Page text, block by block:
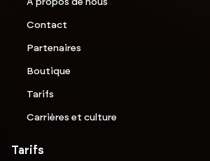
À propos de nous
Contact
Partenaires
Boutique
Tarifs
Carrières et culture
Tarifs